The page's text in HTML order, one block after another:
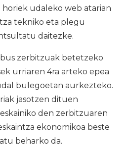
horiek udaleko web atarian
tekniko eta plegu
daitezke.
zerbitzuak betetzeko
urriaren 4ra arteko epea
bulegoetan aurkezteko.
jasotzen dituen
den zerbitzuaren
ekonomikoa beste
beharko da.